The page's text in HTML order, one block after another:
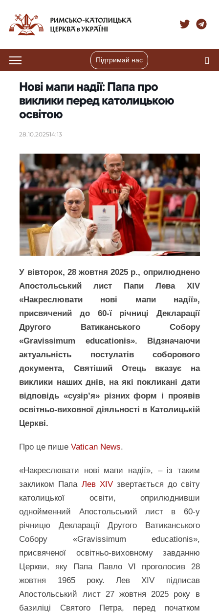
Підтримай нас
Нові мапи надії: Папа про
виклики перед католицькою
освітою
28.10.202514:13
У вівторок, 28 жовтня 2025 р., оприлюднено
Апостольський лист Папи Лева XIV
«Накреслювати нові мапи надії»,
присвячений до 60-ї річниці Декларації
Другого Ватиканського Собору
«Gravissimum educationis». Відзначаючи
актуальність постулатів соборового
документа, Святіший Отець вказує на
виклики наших днів, на які покликані дати
відповідь «сузір’я» різних форм і проявів
освітньо-виховної діяльності в Католицькій
Церкві.
Про це пишеVatican News.
«Накреслювати нові мапи надії», – із таким
закликом Папа Лев XIVзвертається до світу
католицької освіти, оприлюднивши
однойменний Апостольський лист в 60-у
річницю Декларації Другого Ватиканського
Собору «Gravissimum educationis»,
присвяченої освітньо-виховному завданню
Церкви, яку Папа Павло VI проголосив 28
жовтня 1965 року. Лев XIV підписав
Апостольський лист 27 жовтня 2025 року в
базиліці Святого Петра, перед початком